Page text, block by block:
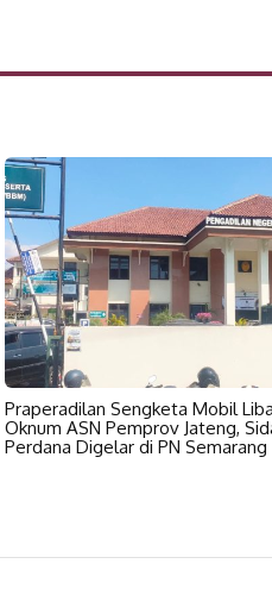
Praperadilan Sengketa Mobil
Oknum ASN Pemprov Jateng,
Perdana Digelar di PN Semarang